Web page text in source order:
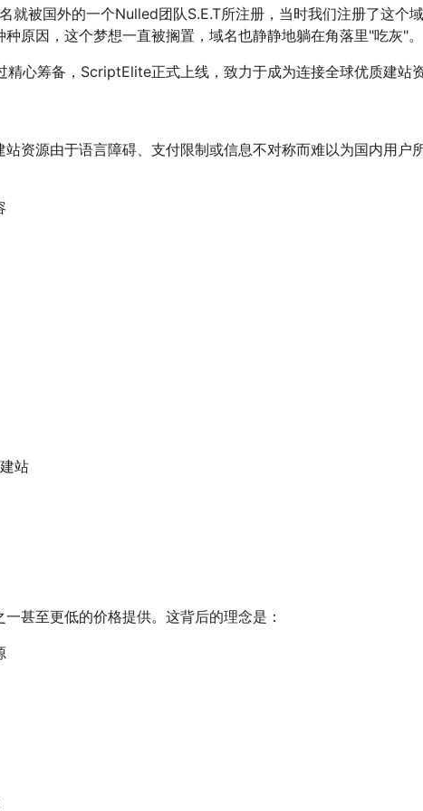
被国外的一个Nulled团队S.E.T所注册，当时我们注册了这个
原因，这个梦想一直被搁置，域名也静静地躺在角落里"吃灰"。
心筹备，ScriptElite正式上线，致力于成为连接全球优质建站
资源由于语言障碍、支付限制或信息不对称而难以为国内用
站
甚至更低的价格提供。这背后的理念是：